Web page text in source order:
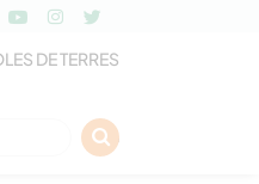
DE TERRES